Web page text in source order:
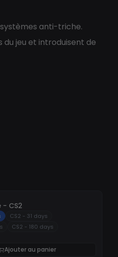
anti-triche.
du jeu et introduisent de
- CS2
CS2 - 31 days
CS2 - 180 days
Ajouter au panier